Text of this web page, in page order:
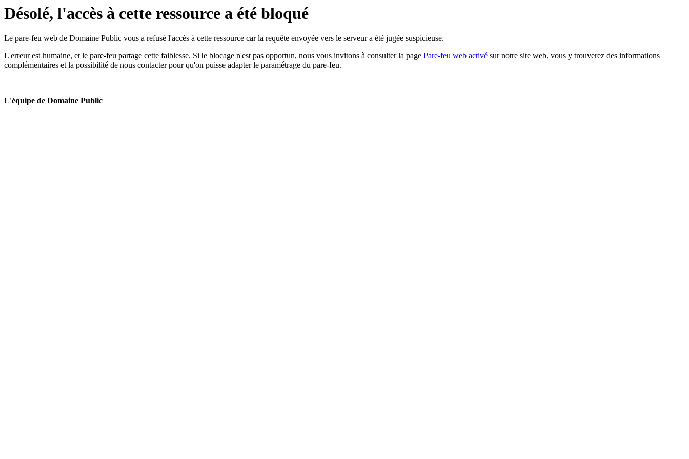
Désolé, l'accès à cette ressource a été bloqué
Le pare-feu web de Domaine Public vous a refusé l'accès à cette ressource car la requête envoyée vers le serveur a été jugée suspicieuse.
L'erreur est humaine, et le pare-feu partage cette faiblesse. Si le blocage n'est pas opportun, nous vous invitons à consulter la page Pare-feu web activé sur notre site web, vous y trouverez des informations
complémentaires et la possibilité de nous contacter pour qu'on puisse adapter le paramétrage du pare-feu.
L'équipe de Domaine Public